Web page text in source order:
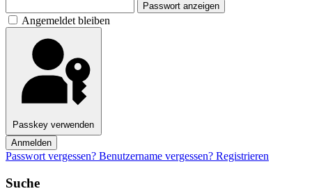
Passwort anzeigen
Angemeldet bleiben
Passkey verwenden
Anmelden
Passwort vergessen? Benutzername vergessen? Registrieren
Suche